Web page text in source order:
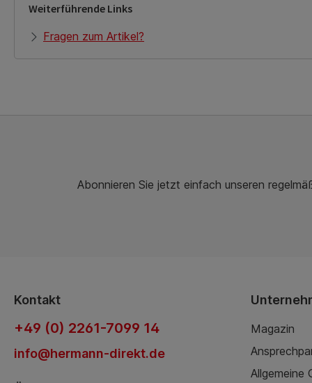
Weiterführende Links
Fragen zum Artikel?
Abonnieren Sie jetzt einfach unseren
Kontakt
+49 (0) 2261-7099 14
info@hermann-direkt.de
Magazin
Allgemeine